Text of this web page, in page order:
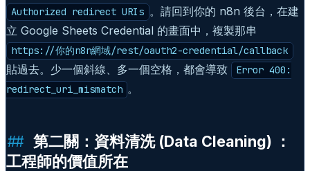
Authorized redirect URIs 。請回到你的 n8n 後台，在建
立 Google Sheets Credential 的畫面中，複製那串
https://你的n8n網域/rest/oauth2-credential/callback
貼過去。少一個斜線、多一個空格，都會導致
Error 400:
redirect_uri_mismatch 。
第二關：資料清洗 (Data Cleaning) ：
工程師的價值所在